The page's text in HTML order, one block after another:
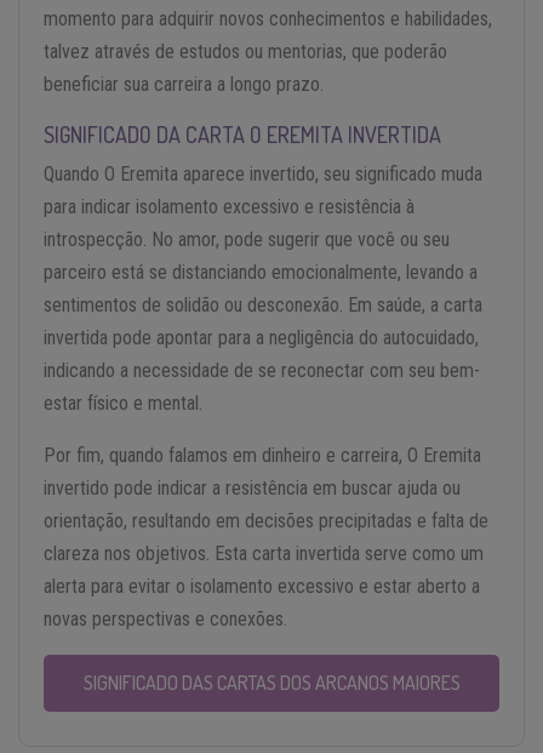
momento para adquirir novos conhecimentos e habilidades,
talvez através de estudos ou mentorias, que poderão
beneficiar sua carreira a longo prazo.
SIGNIFICADO DA CARTA O EREMITA INVERTIDA
Quando O Eremita aparece invertido, seu significado muda
para indicar isolamento excessivo e resistência à
introspecção. No amor, pode sugerir que você ou seu
parceiro está se distanciando emocionalmente, levando a
sentimentos de solidão ou desconexão. Em saúde, a carta
invertida pode apontar para a negligência do autocuidado,
indicando a necessidade de se reconectar com seu bem-
estar físico e mental.
Por fim, quando falamos em dinheiro e carreira, O Eremita
invertido pode indicar a resistência em buscar ajuda ou
orientação, resultando em decisões precipitadas e falta de
clareza nos objetivos. Esta carta invertida serve como um
alerta para evitar o isolamento excessivo e estar aberto a
novas perspectivas e conexões.
SIGNIFICADO DAS CARTAS DOS ARCANOS MAIORES